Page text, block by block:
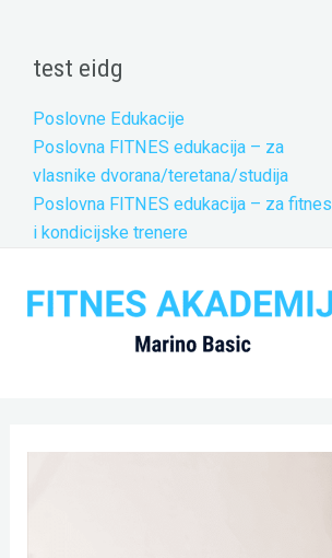
contenttest eidg
Poslovne Edukacije
Poslovna FITNES edukacija – za
vlasnike dvorana/teretana/studija
Poslovna FITNES edukacija – za fitnes
i kondicijske trenere